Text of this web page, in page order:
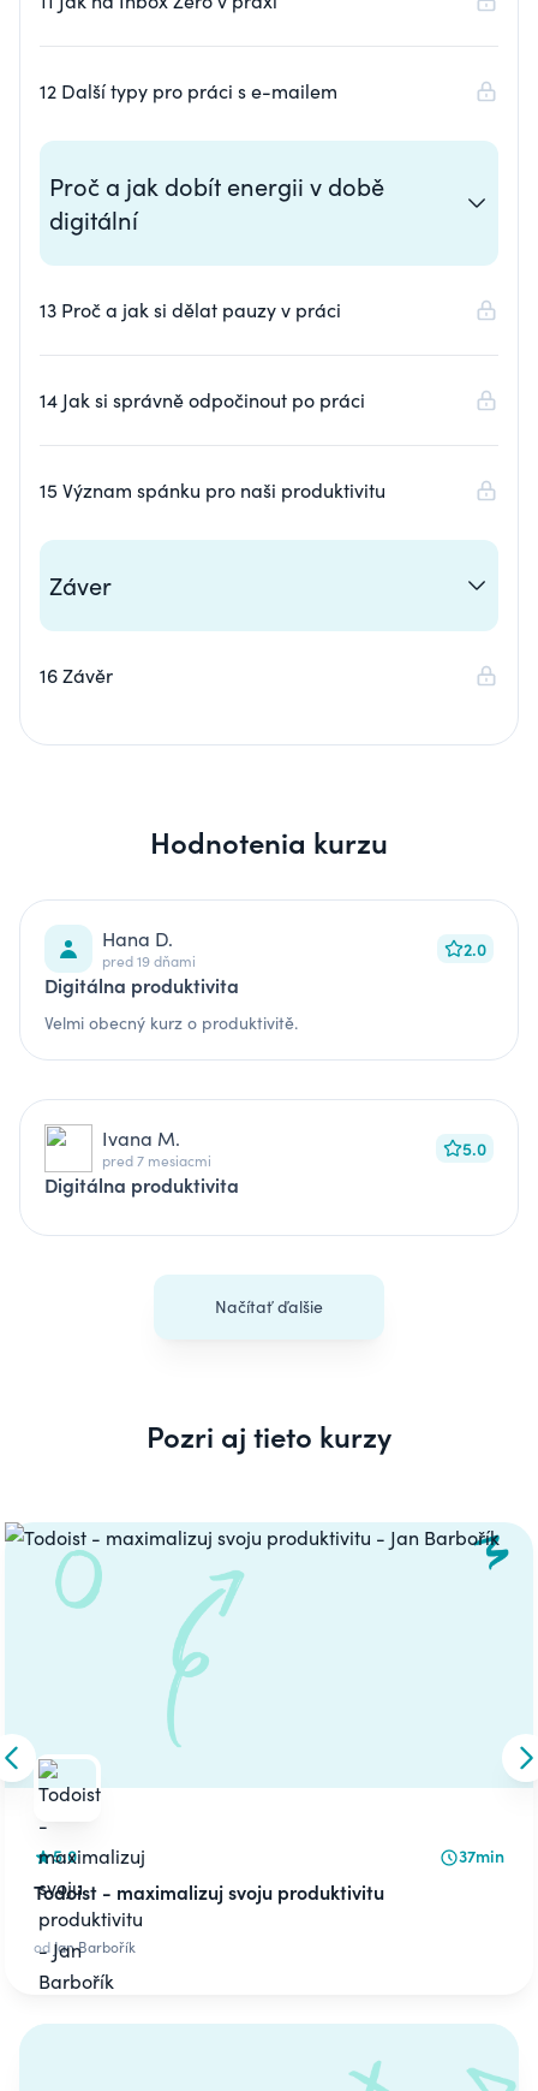
12 Další typy pro práci s e-mailem
Proč a jak dobít energii v době
digitální
13 Proč a jak si dělat pauzy v práci
14 Jak si správně odpočinout po práci
15 Význam spánku pro naši produktivitu
Záver
16 Závěr
Hodnotenia kurzu
Hana D.
pred 19 dňami 2.0
Digitálna produktivita
Velmi obecný kurz o produktivitě.
Ivana M.
pred 7 mesiacmi 5.0
Digitálna produktivita
Načítať ďalšie
Pozri aj tieto kurzy
Carousel
Skip to previous slide
5.0 37min
Todoist - maximalizuj svoju produktivitu
odJan Barbořík